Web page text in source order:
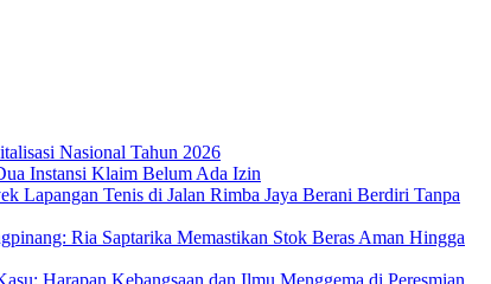
Nasional Tahun 2026
Instansi Klaim Belum Ada Izin
Lapangan Tenis di Jalan Rimba Jaya Berani Berdiri Tanpa
Ria Saptarika Memastikan Stok Beras Aman Hingga
Harapan Kebangsaan dan Ilmu Menggema di Peresmian